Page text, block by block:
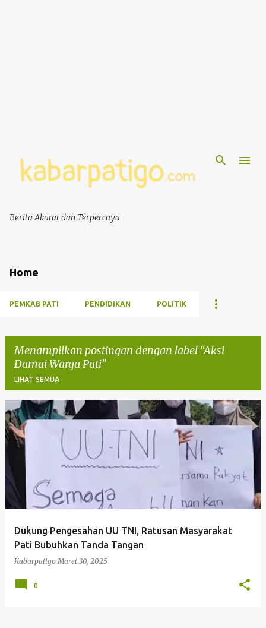
Berita Akurat dan Terpercaya
Home
PEMKAB PATI PENDIDIKAN POLITIK
Menampilkan postingan dengan label Aksi
Damai Warga Pati
LIHAT SEMUA
P
o
n
Dukung Pengesahan UU TNI, Ratusan Masyarakat
Pati Bubuhkan Tanda Tangan
Kabarpatigo Maret 30, 2025
0